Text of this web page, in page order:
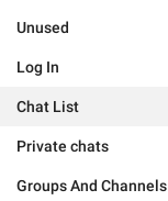
Unused
Log In
Chat List
Private chats
Groups And Channels